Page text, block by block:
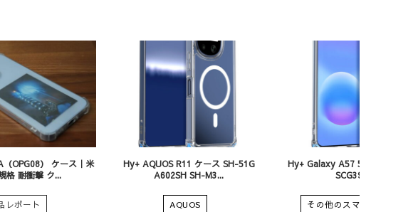
（OPG08） ケース｜米
格 耐衝撃 ク...
レポート
Hy+ AQUOS R11 ケース SH-51G
A602SH SH-M3...
AQUOS
Hy+ Galaxy A57 5G ケース SC-
SCG39 SM...
その他のスマートフォン